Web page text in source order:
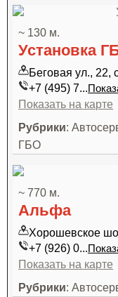
~ 130 м.
Установка
Беговая ул., 22,
+7 (495) 7...
Показать на карте
Рубрики:
ГБО
~ 770 м.
Альфа
Хорошевское
+7 (926) 0...
Показать на карте
Рубрики: